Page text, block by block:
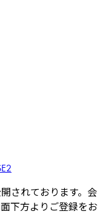
されております。会
下方よりご登録をお